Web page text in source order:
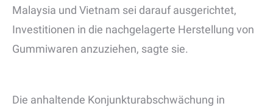
Malaysia und Vietnam sei darauf ausgerichtet,
Investitionen in die nachgelagerte Herstellung von
Gummiwaren anzuziehen, sagte sie.
Die anhaltende Konjunkturabschwächung in